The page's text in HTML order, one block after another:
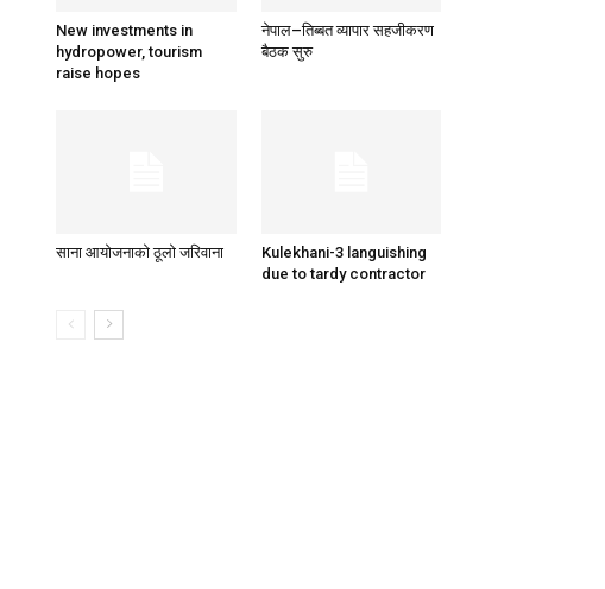
New investments in
hydropower, tourism
raise hopes
नेपाल–तिब्बत व्यापार सहजीकरण
बैठक सुरु
साना आयोजनाको ठूलो जरिवाना
Kulekhani-3 languishing
due to tardy contractor